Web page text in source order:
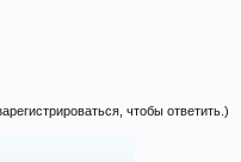
чтобы ответить.)